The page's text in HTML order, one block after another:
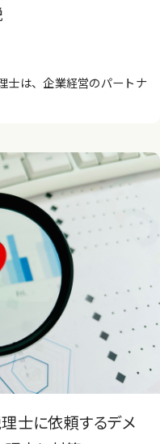
士は、企業経営のパートナ
士に依頼するデメ